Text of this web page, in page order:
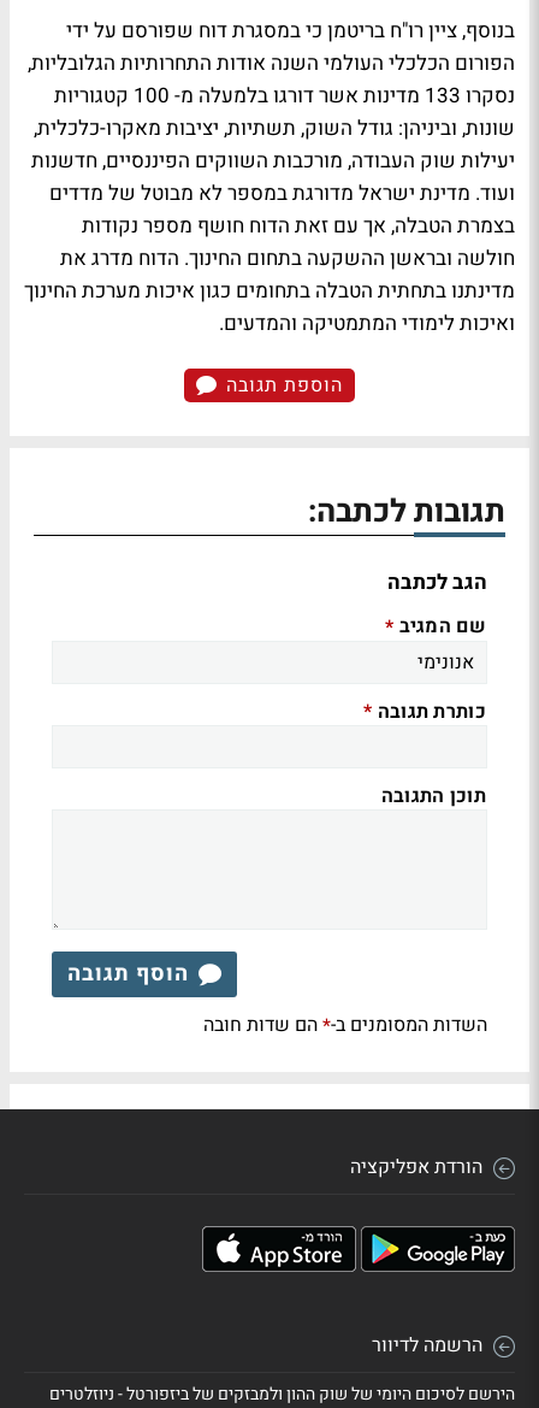
בנוסף, ציין רו"ח בריטמן כי במסגרת דוח שפורסם על ידי
הפורום הכלכלי העולמי השנה אודות התחרותיות הגלובליות,
נסקרו 133 מדינות אשר דורגו בלמעלה מ- 100 קטגוריות
שונות, וביניהן: גודל השוק, תשתיות, יציבות מאקרו-כלכלית,
יעילות שוק העבודה, מורכבות השווקים הפיננסיים, חדשנות
ועוד. מדינת ישראל מדורגת במספר לא מבוטל של מדדים
בצמרת הטבלה, אך עם זאת הדוח חושף מספר נקודות
חולשה ובראשן ההשקעה בתחום החינוך. הדוח מדרג את
מדינתנו בתחתית הטבלה בתחומים כגון איכות מערכת החינוך
ואיכות לימודי המתמטיקה והמדעים.
הוספת תגובה
תגובות לכתבה:
הגב לכתבה
שם המגיב *
כותרת תגובה *
תוכן התגובה
הוסף תגובה
השדות המסומנים ב-*הם שדות חובה
הורדת אפליקציה
הרשמה לדיוור
הירשם לסיכום היומי של שוק ההון ולמבזקים של ביזפורטל - ניוזלטרים